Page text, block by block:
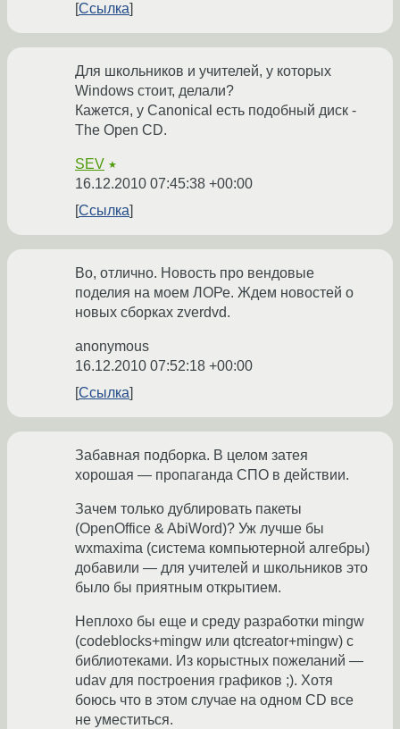
Ссылка
Для школьников и учителей, у которых
Windows стоит, делали?
Кажется, у Canonical есть подобный диск -
The Open CD.
SEV ★
16.12.2010 07:45:38 +00:00
Ссылка
Во, отлично. Новость про вендовые
поделия на моем ЛОРе. Ждем новостей о
новых сборках zverdvd.
anonymous
16.12.2010 07:52:18 +00:00
Ссылка
Забавная подборка. В целом затея
хорошая — пропаганда СПО в действии.
Зачем только дублировать пакеты
(OpenOffice & AbiWord)? Уж лучше бы
wxmaxima (система компьютерной алгебры)
добавили — для учителей и школьников это
было бы приятным открытием.
Неплохо бы еще и среду разработки mingw
(codeblocks+mingw или qtcreator+mingw) с
библиотеками. Из корыстных пожеланий —
udav для построения графиков ;). Хотя
боюсь что в этом случае на одном CD все
не уместиться.